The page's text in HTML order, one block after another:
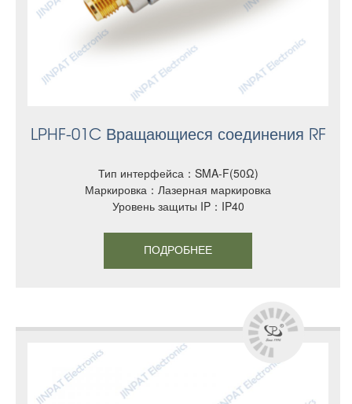
LPHF-01C Вращающиеся соединения RF
Тип интерфейса：SMA-F(50Ω)
Маркировка：Лазерная маркировка
Уровень защиты IP：IP40
ПОДРОБНЕЕ